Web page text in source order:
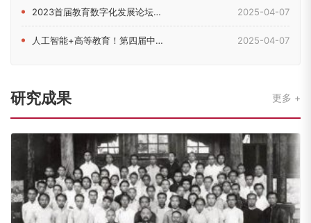
2023首届教育数字化发展论坛在河南郑州举行 2025-04-07
人工智能+高等教育！第四届中原高等教育（国际）论坛在郑召开 2025-04-07
研究成果 更多